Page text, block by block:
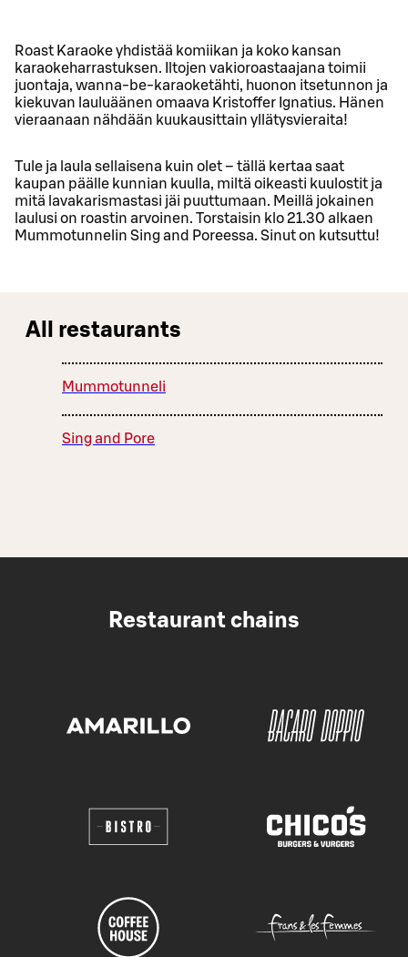
Roast Karaoke yhdistää komiikan ja koko kansan
karaokeharrastuksen. Iltojen vakioroastaajana toimii
juontaja, wanna-be-karaoketähti, huonon itsetunnon ja
kiekuvan lauluäänen omaava Kristoffer Ignatius. Hänen
vieraanaan nähdään kuukausittain yllätysvieraita!
Tule ja laula sellaisena kuin olet – tällä kertaa saat
kaupan päälle kunnian kuulla, miltä oikeasti kuulostit ja
mitä lavakarismastasi jäi puuttumaan. Meillä jokainen
laulusi on roastin arvoinen. Torstaisin klo 21.30 alkaen
Mummotunnelin Sing and Poreessa. Sinut on kutsuttu!
All restaurants
Mummotunneli
Sing and Pore
Restaurant chains